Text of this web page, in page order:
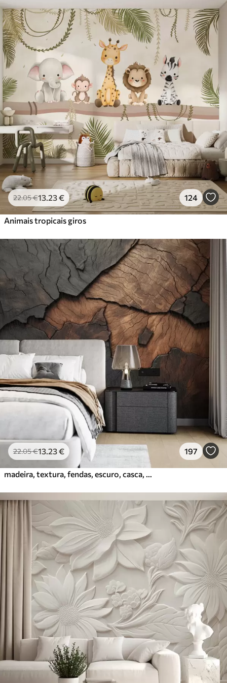
Materiais disponíveis
Standard
27.00 €/m²
Premium
56.6734.00€/m²
Vinil Premium
65.0039.00€/m²
Peel and Stick
81.6749.00€/m²
22.05€13 .23€ 124
Animais tropicais giros
22.05€13 .23€ 197